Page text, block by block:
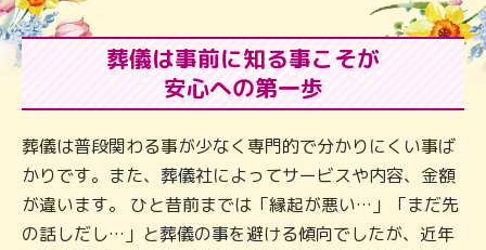
葬儀は事前に知る事こそが
安心への第一歩
葬儀は普段関わる事が少なく専門的で分かりにくい事ば
かりです。また、葬儀社によってサービスや内容、金額
が違います。 ひと昔前までは「縁起が悪い…」「まだ先
の話しだし…」と葬儀の事を避ける傾向でしたが、近年